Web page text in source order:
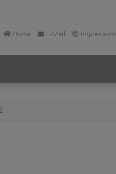
Home E-Mail Impressum